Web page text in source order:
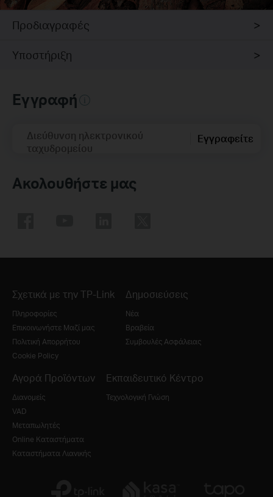
Προδιαγραφές
Υποστήριξη
Εγγραφή
Διεύθυνση ηλεκτρονικού
ταχυδρομείου
Εγγραφείτε
Ακολουθήστε μας
Σχετικά με την TP-Link
Πληροφορίες
Επικοινωνήστε Μαζί μας
Πολιτική Απορρήτου
Cookie Policy
Δημοσιεύσεις
Νέα
Βραβεία
Συμβουλές Ασφάλειας
Αγορά Προϊόντων
Διανομείς
VAD
Μεταπωλητές
Online Καταστήματα
Καταστήματα Λιανικής
Εκπαιδευτικό Κέντρο
Τεχνολογική Γνώση